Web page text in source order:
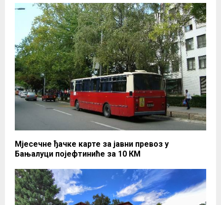
Мјесечне ђачке карте за јавни превоз у
Бањaлуци појефтиниће за 10 КМ